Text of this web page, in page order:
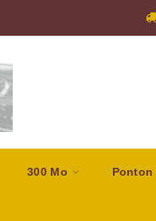
300 Mo Ponton